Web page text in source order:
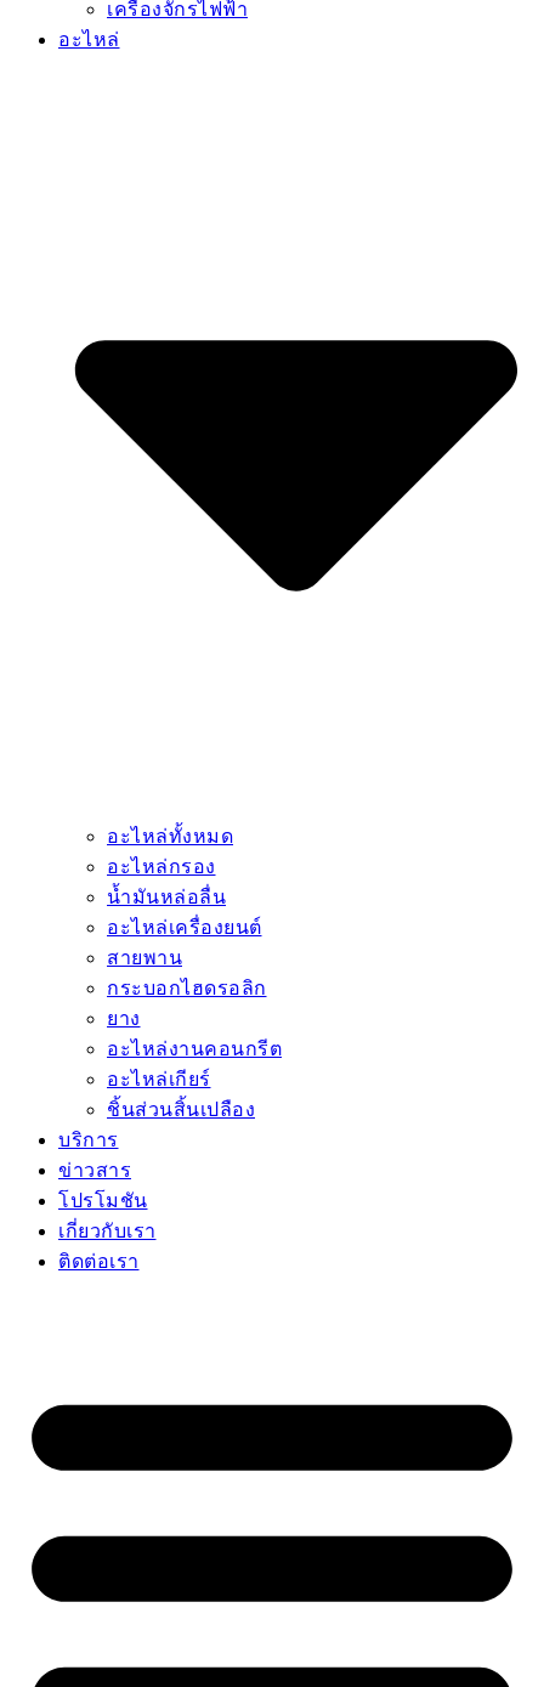
เครื่องจักรไฟฟ้า
อะไหล่
อะไหล่ทั้งหมด
อะไหล่กรอง
น้ำมันหล่อลื่น
อะไหล่เครื่องยนต์
สายพาน
กระบอกไฮดรอลิก
ยาง
อะไหล่งานคอนกรีต
อะไหล่เกียร์
ชิ้นส่วนสิ้นเปลือง
บริการ
ข่าวสาร
โปรโมชัน
เกี่ยวกับเรา
ติดต่อเรา